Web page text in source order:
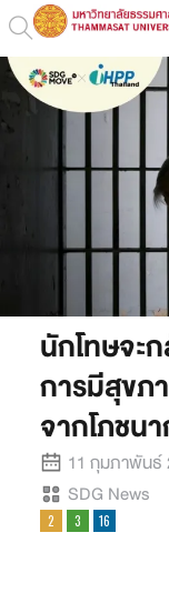
นักโทษจะ
การมีสุขภ
จากโภชน
11 กุมภาพันธ์
SDG News